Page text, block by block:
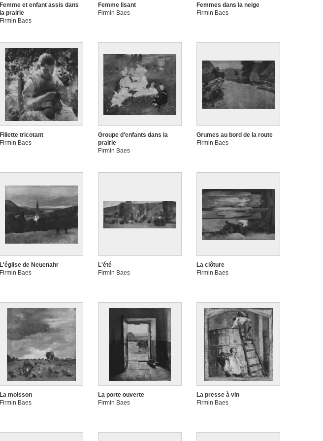
Femme et enfant assis dans
la prairie
Firmin Baes
Femme lisant
Firmin Baes
Femmes dans la neige
Firmin Baes
Fillette tricotant
Firmin Baes
Groupe d'enfants dans la
prairie
Firmin Baes
Grumes au bord de la route
Firmin Baes
L'église de Neuenahr
Firmin Baes
L'été
Firmin Baes
La clôture
Firmin Baes
La moisson
Firmin Baes
La porte ouverte
Firmin Baes
La presse à vin
Firmin Baes